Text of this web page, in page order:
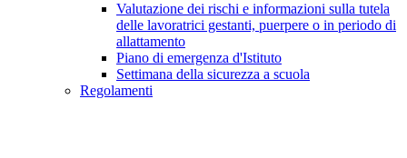
Valutazione dei rischi e informazioni sulla tutela
delle lavoratrici gestanti, puerpere o in periodo di
allattamento
Piano di emergenza d'Istituto
Settimana della sicurezza a scuola
Regolamenti